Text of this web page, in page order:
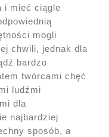
i mieć ciągle
mogli
chwili, jednak dla
bardzo
twórcami chęć
ludźmi
dla
najbardziej
sposób, a